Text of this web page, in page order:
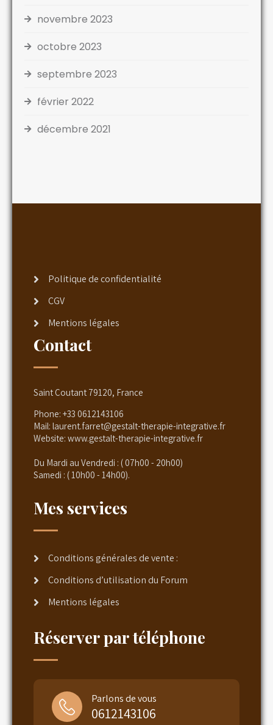
novembre 2023
octobre 2023
septembre 2023
février 2022
décembre 2021
Politique de confidentialité
CGV
Mentions légales
Contact
Saint Coutant 79120, France
Phone: +33 0612143106
Mail: laurent.farret@gestalt-therapie-integrative.fr
Website: www.gestalt-therapie-integrative.fr
Du Mardi au Vendredi : ( 07h00 - 20h00)
Samedi : ( 10h00 - 14h00).
Mes services
Conditions générales de vente :
Conditions d’utilisation du Forum
Mentions légales
Réserver par téléphone
Parlons de vous
0612143106